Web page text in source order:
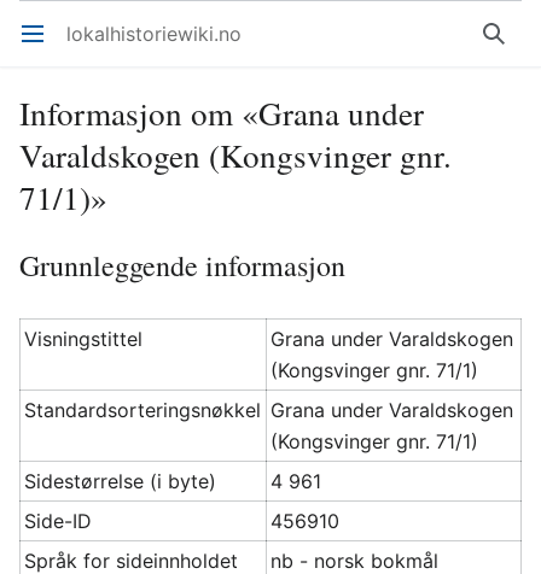
Åpne hovedmenyen lokalhistoriewiki.no Søk
Informasjon om «Grana under
Varaldskogen (Kongsvinger gnr.
71/1)»
Grunnleggende informasjon
Visningstittel
Grana under Varaldskogen
(Kongsvinger gnr. 71/1)
Standardsorteringsnøkkel Grana under Varaldskogen
(Kongsvinger gnr. 71/1)
Sidestørrelse (i byte)
4 961
Side-ID
456910
Språk for sideinnholdet
nb - norsk bokmål